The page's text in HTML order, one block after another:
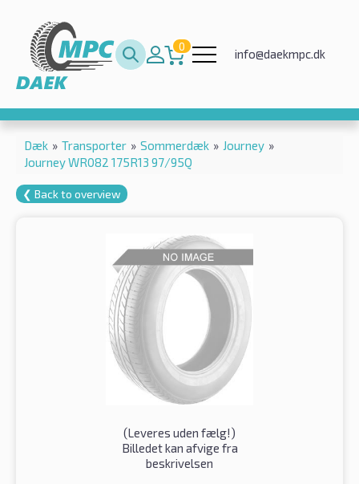
0
info@daekmpc.dk
Dæk » Transporter » Sommerdæk » Journey »
Journey WR082 175R13 97/95Q
❮ Back to overview
(Leveres uden fælg!)
Billedet kan afvige fra
beskrivelsen